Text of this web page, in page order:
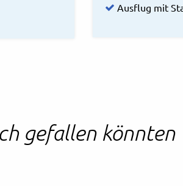
Ausflug mit
gefallen könnten